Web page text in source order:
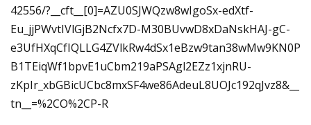
42556/?__cft__[0]=AZU0SJWQzw8wIgoSx-edXtf-
Eu_jjPWvtIVlGjB2Ncfx7D-M30BUvwD8xDaNskHAJ-gC-
e3UfHXqCfIQLLG4ZVlkRw4dSx1eBzw9tan38wMw9KN0P
B1TEiqWf1bpvE1uCbm219aPSAgl2EZz1xjnRU-
zKpIr_xbGBicUCbc8mxSF4we86AdeuL8UOJc192qJvz8&__
tn__=%2CO%2CP-R